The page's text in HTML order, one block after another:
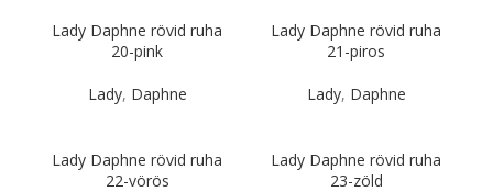
Lady Daphne rövid ruha
20-pink
Lady, Daphne
Lady Daphne rövid ruha
21-piros
Lady, Daphne
Lady Daphne rövid ruha
22-vörös
Lady Daphne rövid ruha
23-zöld